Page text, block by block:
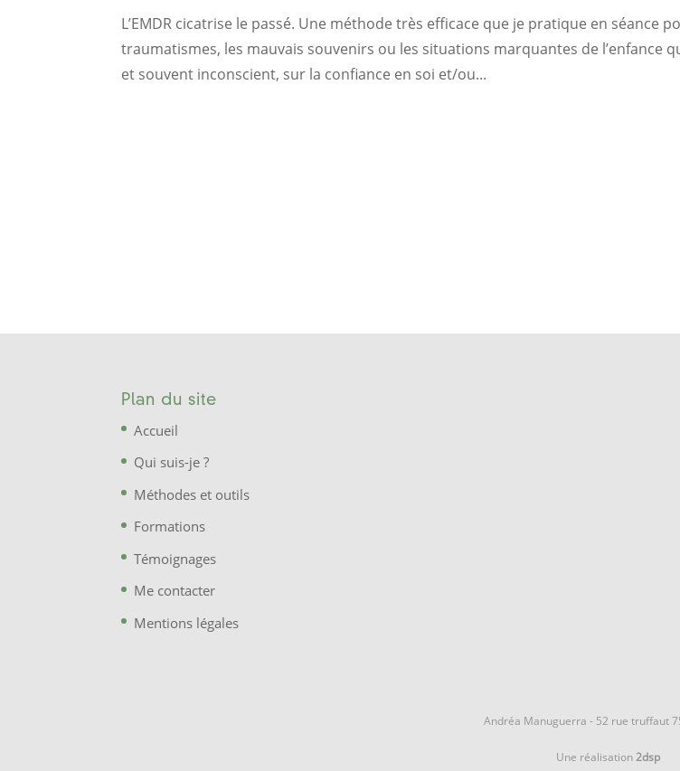
L’EMDR cicatrise le passé. Une méthode très efficace que je pratique en séance
traumatismes, les mauvais souvenirs ou les situations marquantes de l’enfance
et souvent inconscient, sur la confiance en soi et/ou...
Plan du site
Accueil
Qui suis-je ?
Méthodes et outils
Formations
Témoignages
Me contacter
Mentions légales
Andréa Manuguerra - 52 rue truffaut
Une réalisation2dsp